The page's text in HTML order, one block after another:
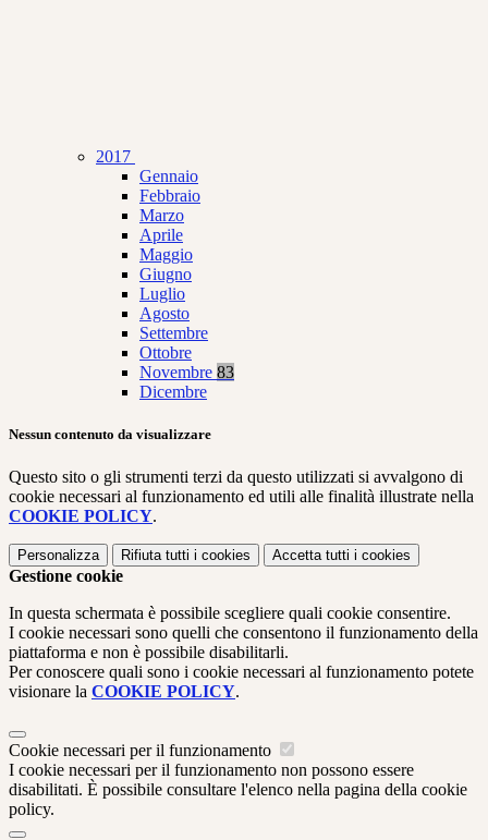
2017
Gennaio
Febbraio
Marzo
Aprile
Maggio
Giugno
Luglio
Agosto
Settembre
Ottobre
Novembre 83
Dicembre
Nessun contenuto da visualizzare
Questo sito o gli strumenti terzi da questo utilizzati si avvalgono di
cookie necessari al funzionamento ed utili alle finalità illustrate nella
COOKIE POLICY.
Personalizza Rifiuta tutti i cookies Accetta tutti i cookies
Gestione cookie
In questa schermata è possibile scegliere quali cookie consentire.
I cookie necessari sono quelli che consentono il funzionamento della
piattaforma e non è possibile disabilitarli.
Per conoscere quali sono i cookie necessari al funzionamento potete
visionare la COOKIE POLICY.
Cookie necessari per il funzionamento
I cookie necessari per il funzionamento non possono essere
disabilitati. È possibile consultare l'elenco nella pagina della cookie
policy.